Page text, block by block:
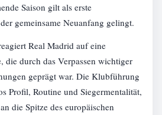
Saison gilt als erste
gemeinsame Neuanfang gelingt.
Real Madrid auf eine
die durch das Verpassen wichtiger
geprägt war. Die Klubführung
Profil, Routine und Siegermentalität,
die Spitze des europäischen